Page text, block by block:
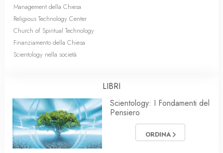
Management della Chiesa
Religious Technology Center
Church of Spiritual Technology
Finanziamento della Chiesa
Scientology nella società
LIBRI
Scientology: I Fondamenti del
Pensiero
ORDINA